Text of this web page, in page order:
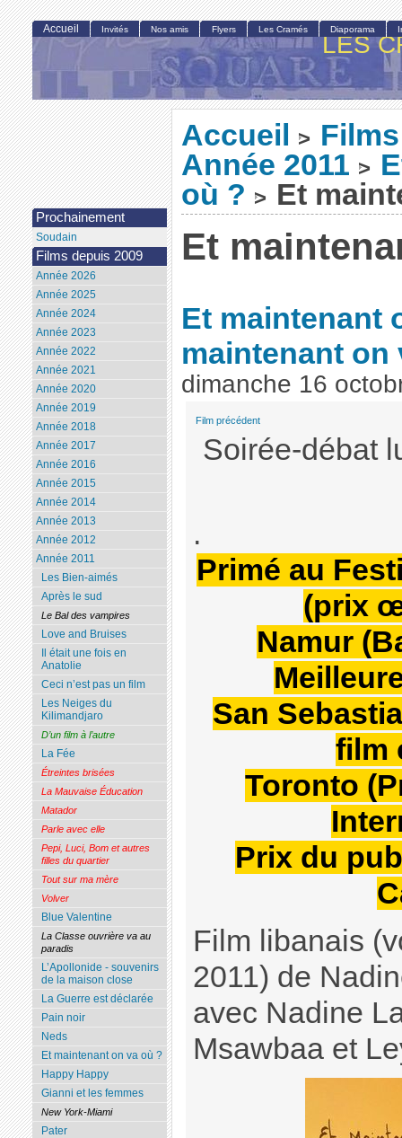
LES
Accueil >
Année 2011 >
où ? > Et
Et
Et maintenant
maintenant on
dimanche 16
Film précédent
Soirée-débat
.
Primé au
(prix
Namur
San
film
Toronto
Prix du
Film libanais
2011) de
avec Nadine
Msawbaa et
Accueil Invités Nos amis Flyers Les Cramés Diaporama
Prochainement
Soudain
Films depuis 2009
Année 2026
Année 2025
Année 2024
Année 2023
Année 2022
Année 2021
Année 2020
Année 2019
Année 2018
Année 2017
Année 2016
Année 2015
Année 2014
Année 2013
Année 2012
Année 2011
Les Bien-aimés
Après le sud
Le Bal des vampires
Love and Bruises
Il était une fois en
Anatolie
Ceci n’est pas un film
Les Neiges du
Kilimandjaro
D’un film à l’autre
La Fée
Étreintes brisées
La Mauvaise Éducation
Matador
Parle avec elle
Pepi, Luci, Bom et autres
filles du quartier
Tout sur ma mère
Volver
Blue Valentine
La Classe ouvrière va au
paradis
L’Apollonide - souvenirs
de la maison close
La Guerre est déclarée
Pain noir
Neds
Et maintenant on va où ?
Happy Happy
Gianni et les femmes
New York-Miami
Pater